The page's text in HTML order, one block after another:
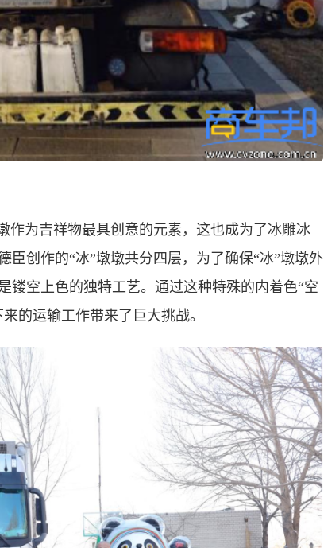
作为吉祥物最具创意的元素，这也成为了冰雕冰
创作的“冰”墩墩共分四层，为了确保“冰”墩墩外
镂空上色的独特工艺。通过这种特殊的内着色“空
的运输工作带来了巨大挑战。